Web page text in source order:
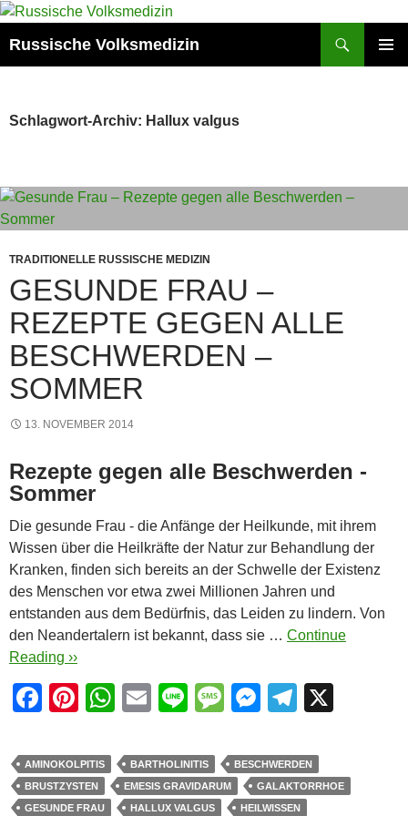
Zum
springen
Russische Volksmedizin
Schlagwort-Archiv: Hallux valgus
TRADITIONELLE RUSSISCHE MEDIZIN
GESUNDE FRAU –
REZEPTE GEGEN ALLE
BESCHWERDEN –
SOMMER
13. NOVEMBER 2014
Rezepte gegen alle Beschwerden -
Sommer
Die gesunde Frau - die Anfänge der Heilkunde, mit ihrem
Wissen über die Heilkräfte der Natur zur Behandlung der
Kranken, finden sich bereits an der Schwelle der Existenz
des Menschen vor etwa zwei Millionen Jahren und
entstanden aus dem Bedürfnis, das Leiden zu lindern. Von
den Neandertalern ist bekannt, dass sie … Continue
Reading ››
F
c
e
Pi
er
e
W
at
s
E
ail
Li
e
M
ss
a
M
ss
e
T
e
gr
AMINOKOLPITIS BARTHOLINITIS
BESCHWERDEN
BRUSTZYSTEN
EMESIS GRAVIDARUM
GALAKTORRHOE
GESUNDE FRAU
HALLUX VALGUS HEILWISSEN